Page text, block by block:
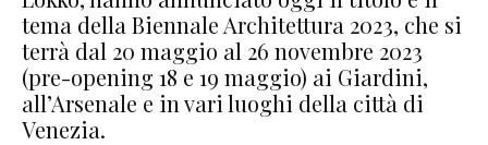
tema della Biennale Architettura 2023, che si
terrà dal 20 maggio al 26 novembre 2023
(pre-opening 18 e 19 maggio) ai Giardini,
all’Arsenale e in vari luoghi della città di
Venezia.